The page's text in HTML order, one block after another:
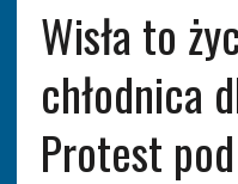
Wisła to
chłodnica
Protest